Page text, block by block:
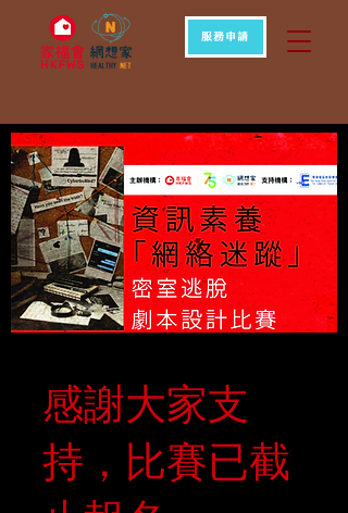
服務申請
感謝大家支
持，比賽已截